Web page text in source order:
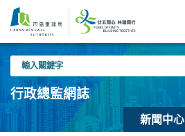
要
入
關
鍵
行政總監網誌
新聞中心